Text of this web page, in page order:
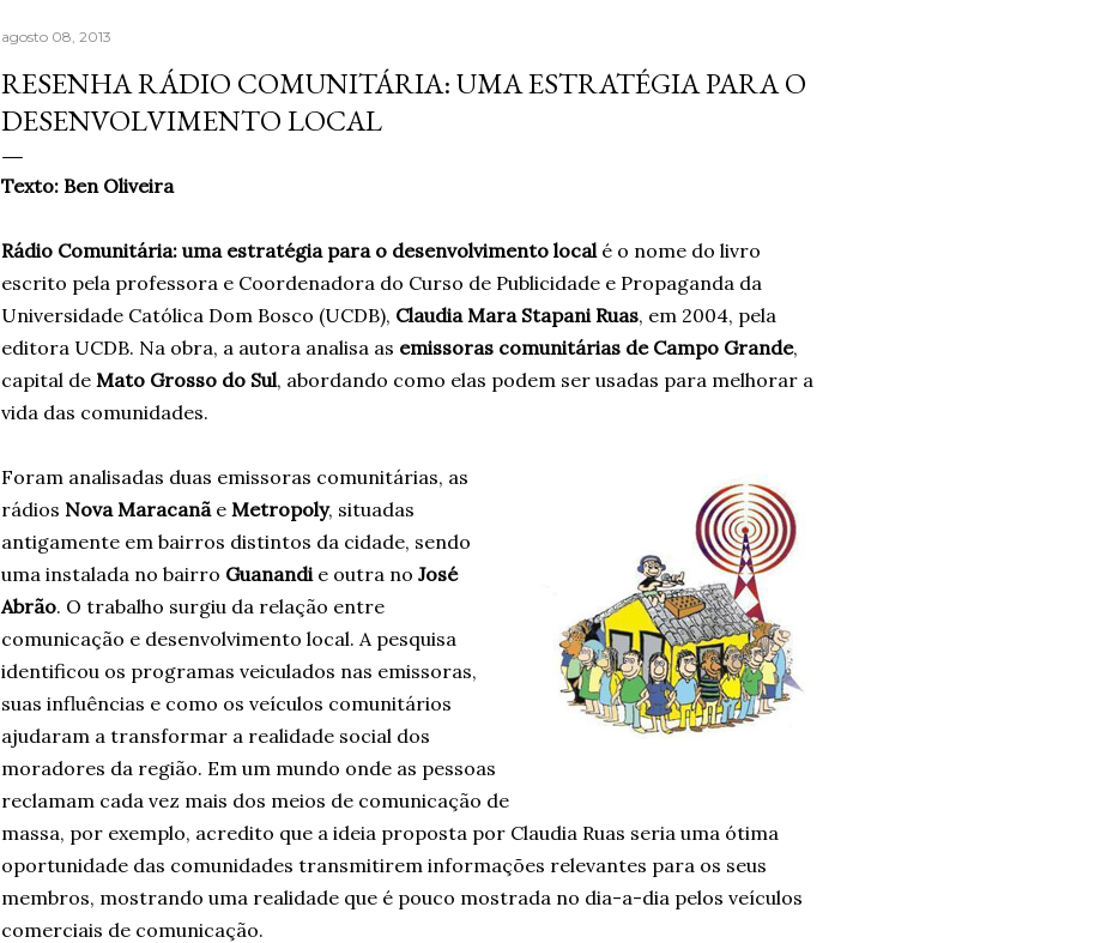
aprendera que o cigarro não era a resposta. Pelo
contrário, que criava mais problemas. Um ano
acreditando em si mesmo e confiando no processo.
agosto 08, 2013
RESENHA RÁDIO COMUNITÁRIA: UMA ESTRATÉGIA PARA O
DESENVOLVIMENTO LOCAL
Texto: Ben Oliveira
Rádio Comunitária: uma estratégia para o desenvolvimento local é o nome do livro
escrito pela professora e Coordenadora do Curso de Publicidade e Propaganda da
Universidade Católica Dom Bosco (UCDB), Claudia Mara Stapani Ruas, em 2004, pela
editora UCDB. Na obra, a autora analisa as emissoras comunitárias de Campo Grande,
capital de Mato Grosso do Sul, abordando como elas podem ser usadas para melhorar a
vida das comunidades.
Foram analisadas duas emissoras comunitárias, as
rádios Nova Maracanãe Metropoly, situadas
antigamente em bairros distintos da cidade, sendo
uma instalada no bairro Guanandi e outra no José
Abrão. O trabalho surgiu da relação entre
comunicação e desenvolvimento local. A pesquisa
identificou os programas veiculados nas emissoras,
suas influências e como os veículos comunitários
ajudaram a transformar a realidade social dos
moradores da região. Em um mundo onde as pessoas
reclamam cada vez mais dos meios de comunicação de
massa, por exemplo, acredito que a ideia proposta por Claudia Ruas seria uma ótima
oportunidade das comunidades transmitirem informações relevantes para os seus
membros, mostrando uma realidade que é pouco mostrada no dia-a-dia pelos veículos
comerciais de comunicação.